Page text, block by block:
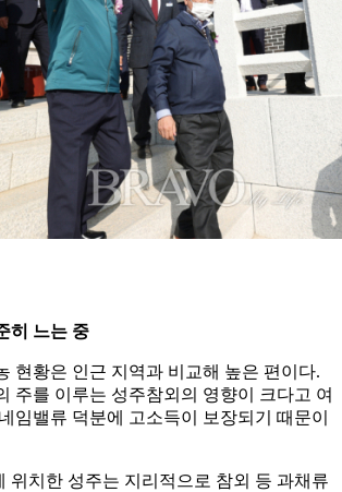
히 느는 중
현황은 인근 지역과 비교해 높은 편이다.
주를 이루는 성주참외의 영향이 크다고 여
임밸류 덕분에 고소득이 보장되기 때문이
위치한 성주는 지리적으로 참외 등 과채류